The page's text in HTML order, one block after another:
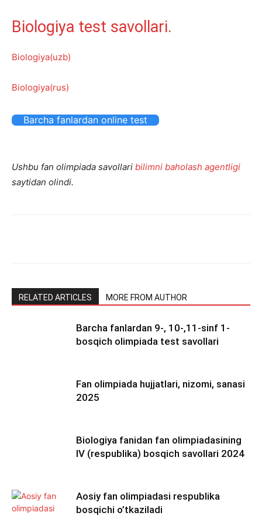
Biologiya test savollari.
Biologiya(uzb)
Biologiya(rus)
Barcha fanlardan online test
Ushbu fan olimpiada savollari bilimni baholash agentligi
saytidan olindi.
RELATED ARTICLES MORE FROM AUTHOR
Barcha fanlardan 9-, 10-,11-sinf 1-
bosqich olimpiada test savollari
Fan olimpiada hujjatlari, nizomi, sanasi
2025
Biologiya fanidan fan olimpiadasining
IV (respublika) bosqich savollari 2024
Aosiy fan olimpiadasi respublika
bosqichi o’tkaziladi